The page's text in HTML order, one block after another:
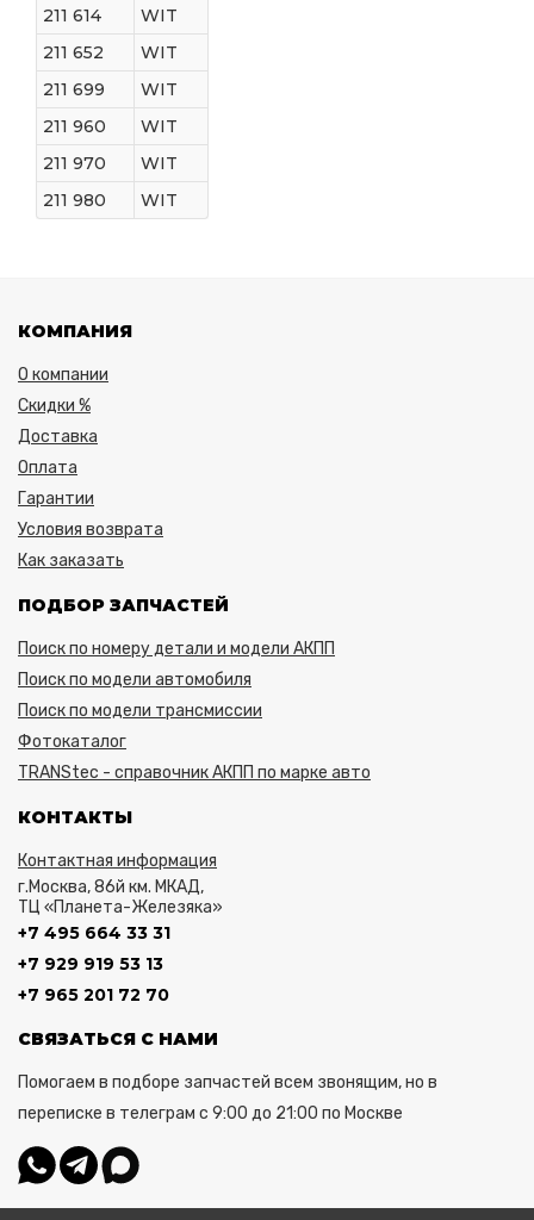
211 614
WIT
211 652
WIT
211 699
WIT
211 960
WIT
211 970
WIT
211 980
WIT
КОМПАНИЯ
О компании
Скидки %
Доставка
Оплата
Гарантии
Условия возврата
Как заказать
ПОДБОР ЗАПЧАСТЕЙ
Поиск по номеру детали и модели АКПП
Поиск по модели автомобиля
Поиск по модели трансмиссии
Фотокаталог
TRANStec - справочник АКПП по марке авто
КОНТАКТЫ
Контактная информация
г.Москва, 86й км. МКАД,
ТЦ «Планета-Железяка»
+7 495 664 33 31
+7 929 919 53 13
+7 965 201 72 70
СВЯЗАТЬСЯ С НАМИ
Помогаем в подборе запчастей всем звонящим, но в
переписке в телеграм с 9:00 до 21:00 по Москве